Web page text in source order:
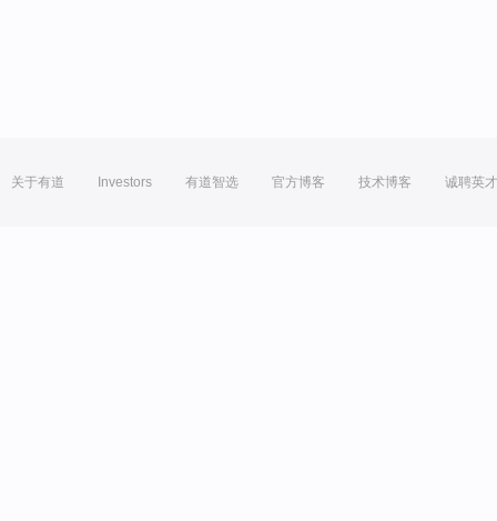
关于有道 Investors 有道智选 官方博客 技术博客 诚聘英才